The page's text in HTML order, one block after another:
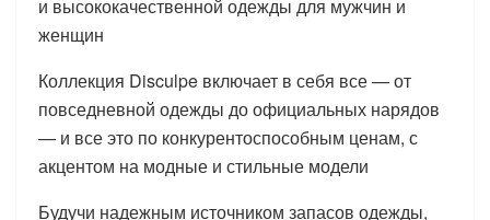
и высококачественной одежды для мужчин и
женщин
Коллекция Disculpe включает в себя все — от
повседневной одежды до официальных нарядов
— и все это по конкурентоспособным ценам, с
акцентом на модные и стильные модели
Будучи надежным источником запасов одежды,